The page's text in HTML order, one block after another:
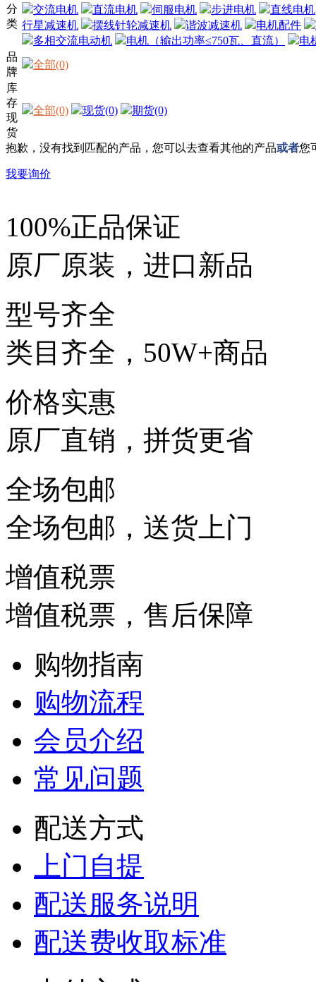
分
类
交流电机 直流电机 伺服电机 步进电机
直线电机
行星减速机
摆线针轮减速机 谐波减速机 电机配件
多相交流电动机
电机（输出功率≤750瓦、直流）
电
品
牌
全部(0)
库
存
现
货
全部(0) 现货(0) 期货(0)
抱歉，没有找到匹配的产品，您可以去查看其他的产品或者您
我要询价
100%正品保证
原厂原装，进口新品
型号齐全
类目齐全，50W+商品
价格实惠
原厂直销，拼货更省
全场包邮
全场包邮，送货上门
增值税票
增值税票，售后保障
购物指南
购物流程
会员介绍
常见问题
配送方式
上门自提
配送服务说明
配送费收取标准